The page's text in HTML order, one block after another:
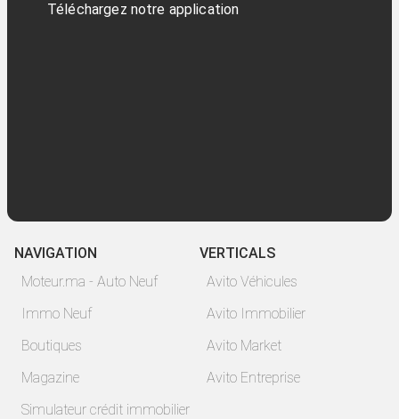
Téléchargez notre application
NAVIGATION
Moteur.ma - Auto Neuf
Immo Neuf
Boutiques
Magazine
Simulateur crédit immobilier
VERTICALS
Avito Véhicules
Avito Immobilier
Avito Market
Avito Entreprise